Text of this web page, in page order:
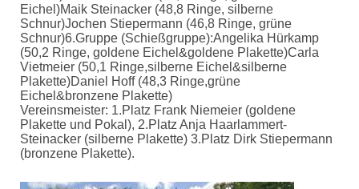
Eichel)Maik Steinacker (48,8 Ringe, silberne
Schnur)Jochen Stiepermann (46,8 Ringe, grüne
Schnur)6.Gruppe (Schießgruppe):Angelika Hürkamp
(50,2 Ringe, goldene Eichel&goldene Plakette)Carla
Vietmeier (50,1 Ringe,silberne Eichel&silberne
Plakette)Daniel Hoff (48,3 Ringe,grüne
Eichel&bronzene Plakette)
Vereinsmeister: 1.Platz Frank Niemeier (goldene
Plakette und Pokal), 2.Platz Anja Haarlammert-
Steinacker (silberne Plakette) 3.Platz Dirk Stiepermann
(bronzene Plakette).